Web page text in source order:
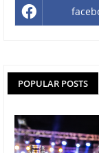
POPULAR POSTS